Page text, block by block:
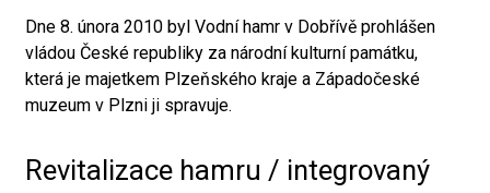
Dne 8. února 2010 byl Vodní hamr v Dobřívě prohlášen
vládou České republiky za národní kulturní památku,
která je majetkem Plzeňského kraje a Západočeské
muzeum v Plzni ji spravuje.
Revitalizace hamru / integrovaný